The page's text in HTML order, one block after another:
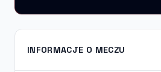
INFORMACJE O MECZU